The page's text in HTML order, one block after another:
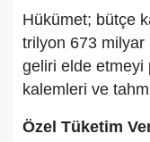
Hükümet; bütçe
trilyon 673 milyar
geliri elde etmeyi
kalemleri ve
Özel Tüketim